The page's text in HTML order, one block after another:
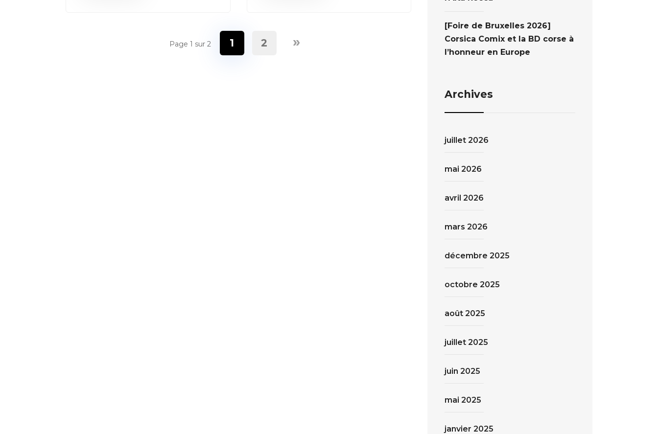
Page 1 sur 2 1 2 »
[Foire de Bruxelles 2026]
Corsica Comix et la BD corse à
l’honneur en Europe
Archives
juillet 2026
mai 2026
avril 2026
mars 2026
décembre 2025
octobre 2025
août 2025
juillet 2025
juin 2025
mai 2025
janvier 2025